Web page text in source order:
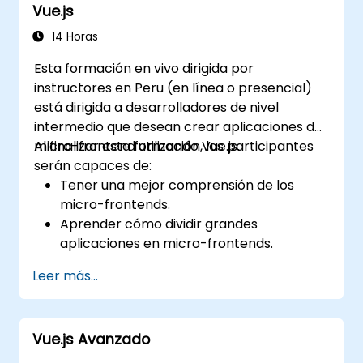
Vue.js
14 Horas
Esta formación en vivo dirigida por
instructores en Peru (en línea o presencial)
está dirigida a desarrolladores de nivel
intermedio que desean crear aplicaciones de
micro-frontend utilizando Vue.js.
Al finalizar esta formación, los participantes
serán capaces de:
Tener una mejor comprensión de los
micro-frontends.
Aprender cómo dividir grandes
aplicaciones en micro-frontends.
diferentes enfoques.
Construir aplicaciones de micro-frontend
con Vue.js.
Leer más...
Vue.js Avanzado